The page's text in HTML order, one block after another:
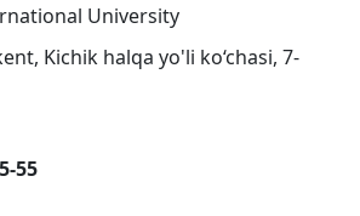
University
Kichik halqa yo'li ko‘chasi, 7-
55